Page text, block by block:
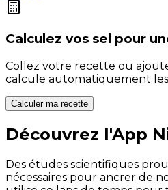
Calculez vos sel pour
Collez votre recette ou
calcule automatiquement
Calculer ma recette
Découvrez l'App
Des études scientifiques
nécessaires pour ancrer de